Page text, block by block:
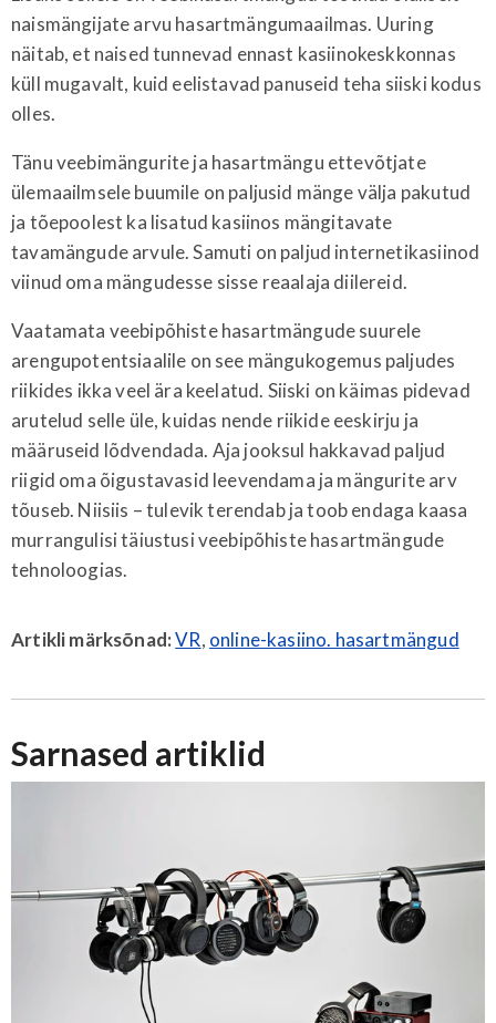
naismängijate arvu hasartmängumaailmas. Uuring
näitab, et naised tunnevad ennast kasiinokeskkonnas
küll mugavalt, kuid eelistavad panuseid teha siiski kodus
olles.
Tänu veebimängurite ja hasartmängu ettevõtjate
ülemaailmsele buumile on paljusid mänge välja pakutud
ja tõepoolest ka lisatud kasiinos mängitavate
tavamängude arvule. Samuti on paljud internetikasiinod
viinud oma mängudesse sisse reaalaja diilereid.
Vaatamata veebipõhiste hasartmängude suurele
arengupotentsiaalile on see mängukogemus paljudes
riikides ikka veel ära keelatud. Siiski on käimas pidevad
arutelud selle üle, kuidas nende riikide eeskirju ja
määruseid lõdvendada. Aja jooksul hakkavad paljud
riigid oma õigustavasid leevendama ja mängurite arv
tõuseb. Niisiis – tulevik terendab ja toob endaga kaasa
murrangulisi täiustusi veebipõhiste hasartmängude
tehnoloogias.
Artikli märksõnad:VR, online-kasiino. hasartmängud
Sarnased artiklid